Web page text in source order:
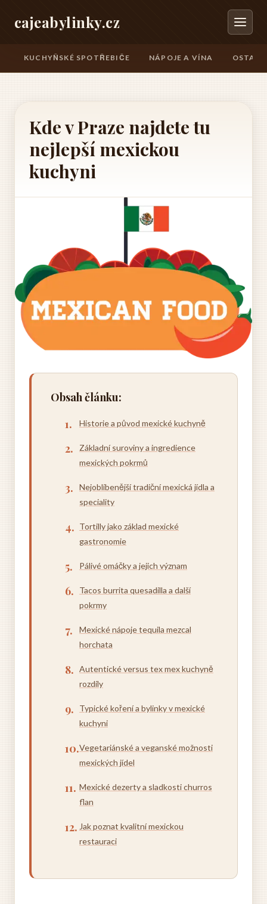
cajeabylinky.cz
KUCHYŇSKÉ SPOTŘEBIČE NÁPOJE A VÍNA
Kde v Praze najdete tu
nejlepší mexickou
kuchyni
Obsah článku:
Historie a původ mexické kuchyně
Základní suroviny a ingredience
mexických pokrmů
Nejoblíbenější tradiční mexická jídla a
speciality
Tortilly jako základ mexické
gastronomie
Pálivé omáčky a jejich význam
Tacos burrita quesadilla a další
pokrmy
Mexické nápoje tequila mezcal
horchata
Autentické versus tex mex kuchyně
rozdíly
Typické koření a bylinky v mexické
kuchyni
Vegetariánské a veganské možnosti
mexických jídel
Mexické dezerty a sladkosti churros
flan
Jak poznat kvalitní mexickou
restauraci